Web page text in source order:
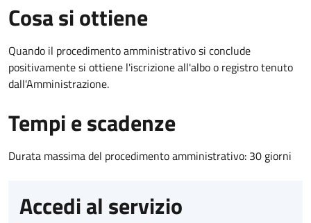
Cosa si ottiene
Quando il procedimento amministrativo si conclude
positivamente si ottiene l'iscrizione all'albo o registro tenuto
dall'Amministrazione.
Tempi e scadenze
Durata massima del procedimento amministrativo: 30 giorni
Accedi al servizio